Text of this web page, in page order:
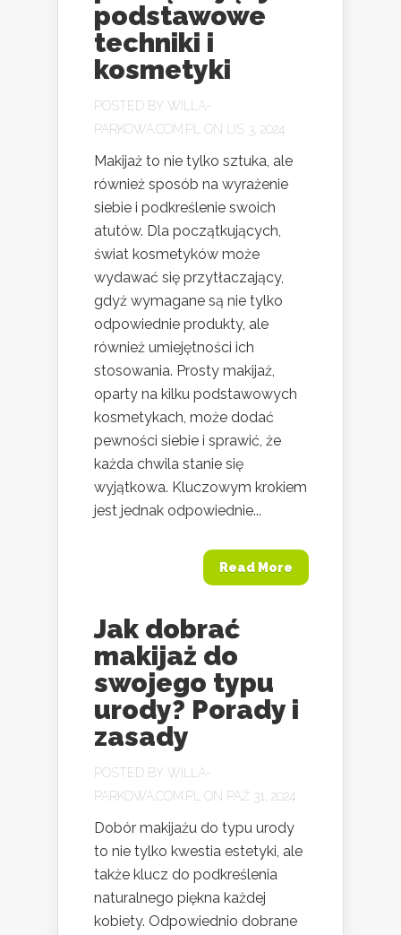
podstawowe
techniki i
kosmetyki
POSTED BY WILLA-
PARKOWA.COM.PL
ON LIS 3, 2024
Makijaż to nie tylko sztuka, ale
również sposób na wyrażenie
siebie i podkreślenie swoich
atutów. Dla początkujących,
świat kosmetyków może
wydawać się przytłaczający,
gdyż wymagane są nie tylko
odpowiednie produkty, ale
również umiejętności ich
stosowania. Prosty makijaż,
oparty na kilku podstawowych
kosmetykach, może dodać
pewności siebie i sprawić, że
każda chwila stanie się
wyjątkowa. Kluczowym krokiem
jest jednak odpowiednie...
Read More
Jak dobrać
makijaż do
swojego typu
urody? Porady i
zasady
POSTED BY WILLA-
PARKOWA.COM.PL
ON PAŹ 31, 2024
Dobór makijażu do typu urody
to nie tylko kwestia estetyki, ale
także klucz do podkreślenia
naturalnego piękna każdej
kobiety. Odpowiednio dobrane